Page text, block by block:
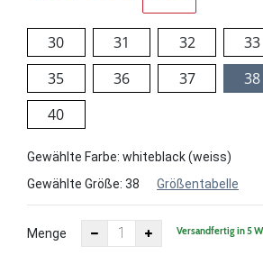
30 31 32 33
35
36 37 38
40
Gewählte Farbe: whiteblack (weiss)
Gewählte Größe: 38 Größentabelle
Menge Versandfertig in 5